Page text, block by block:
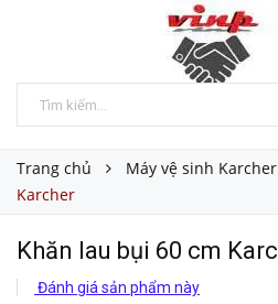
Trang chủ Máy vệ sinh Karcher
Karcher
Khăn lau bụi 60 cm
Đánh giá sản phẩm này